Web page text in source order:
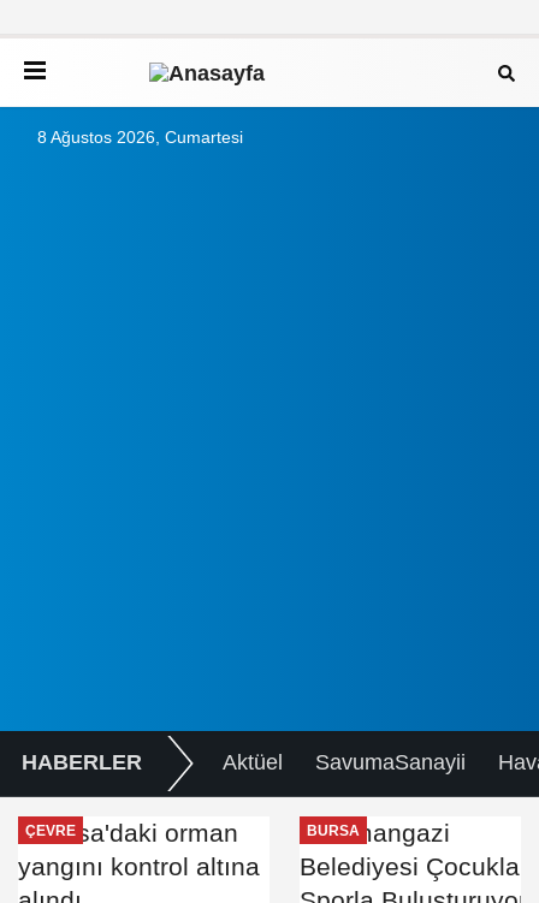
8 Ağustos 2026, Cumartesi
HABERLER Aktüel SavumaSanayii
ÇEVRE BURSA